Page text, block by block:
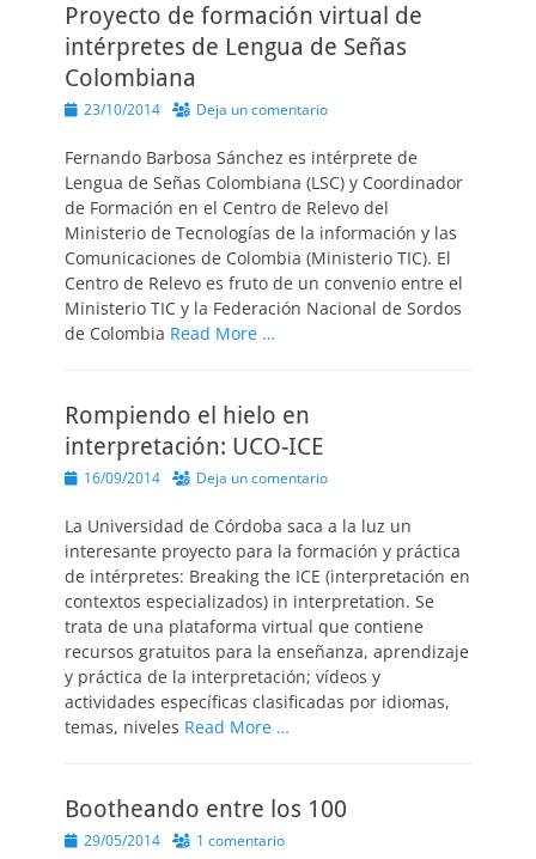
Proyecto de formación virtual de
intérpretes de Lengua de Señas
Colombiana
Publicado
23/10/2014 Deja un comentario
Fernando Barbosa Sánchez es intérprete de
Lengua de Señas Colombiana (LSC) y Coordinador
de Formación en el Centro de Relevo del
Ministerio de Tecnologías de la información y las
Comunicaciones de Colombia (Ministerio TIC). El
Centro de Relevo es fruto de un convenio entre el
Ministerio TIC y la Federación Nacional de Sordos
de Colombia Read More …
Rompiendo el hielo en
interpretación: UCO-ICE
Publicado
16/09/2014 Deja un comentario
La Universidad de Córdoba saca a la luz un
interesante proyecto para la formación y práctica
de intérpretes: Breaking the ICE (interpretación en
contextos especializados) in interpretation. Se
trata de una plataforma virtual que contiene
recursos gratuitos para la enseñanza, aprendizaje
y práctica de la interpretación; vídeos y
actividades específicas clasificadas por idiomas,
temas, niveles Read More …
Bootheando entre los 100
Publicado
29/05/2014 1 comentario